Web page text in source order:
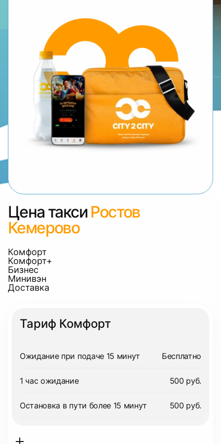
Цена такси Ростов
Кемерово
Комфорт
Комфорт+
Бизнес
Минивэн
Доставка
Тариф Комфорт
Ожидание при подаче 15 минут Бесплатно
1 час ожидание 500 руб.
Остановка в пути более 15 минут 500 руб.